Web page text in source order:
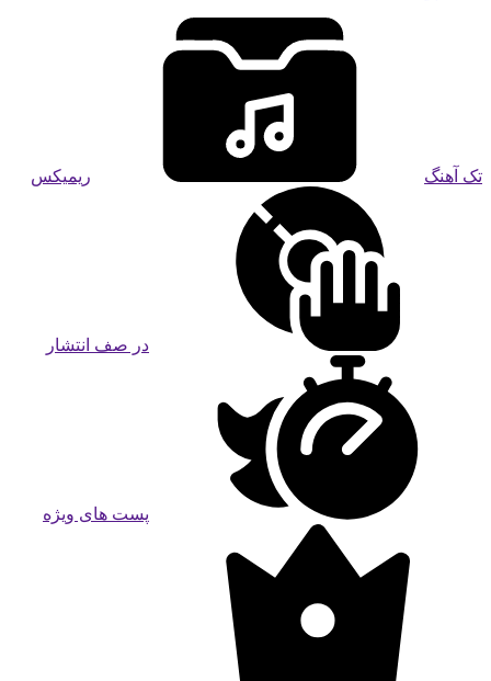
تک آهنگ ریمیکس
در صف انتشار
پست های ویژه